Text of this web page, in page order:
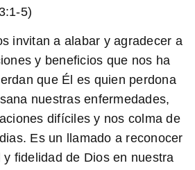
5)
invitan a alabar y agradecer a
y beneficios que nos ha
que Él es quien perdona
nuestras enfermedades,
difíciles y nos colma de
Es un llamado a reconocer
fidelidad de Dios en nuestra